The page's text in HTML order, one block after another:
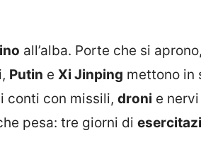
all’alba. Porte che si
Putin e Xi Jinping mettono in
conti con missili, droni e
pesa: tre giorni di